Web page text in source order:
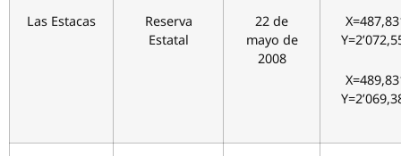
Las Estacas
Reserva
Estatal
22 de
mayo de
2008